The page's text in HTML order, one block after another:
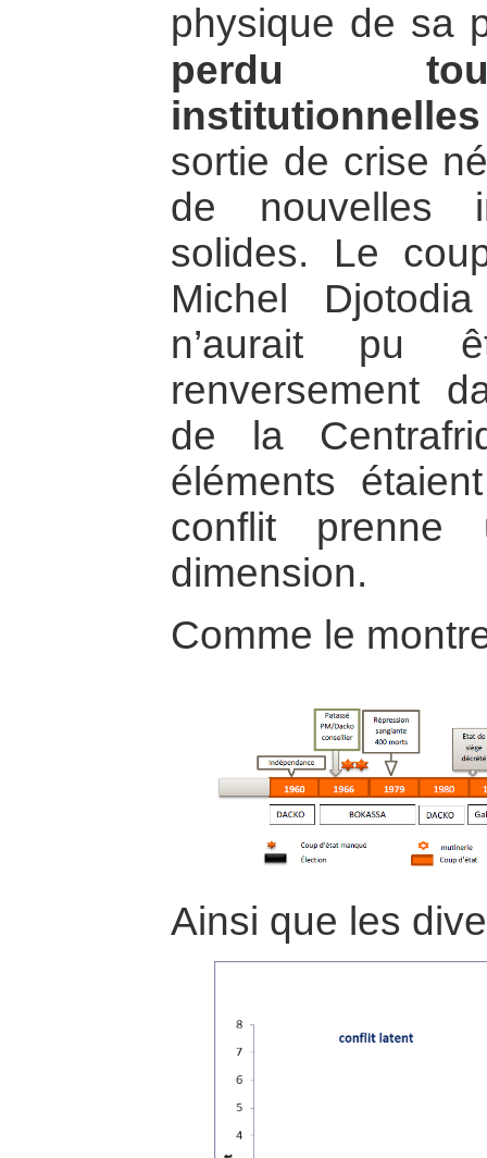
physique de sa
perdu
institutionnelles
sortie de crise
de nouvelles
solides. Le
Michel
n’aurait pu
renversement
de la
éléments
conflit prenne
dimension.
Comme le
Ainsi que les